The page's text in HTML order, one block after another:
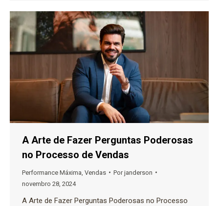
A Arte de Fazer Perguntas Poderosas
no Processo de Vendas
Performance Máxima Vendas Porjanderson
novembro 28, 2024
A Arte de Fazer Perguntas Poderosas no Processo